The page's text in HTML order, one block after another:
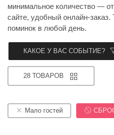
минимальное количество —
сайте, удобный
поминок в любой день.
КАКОЕ У ВАС СОБЫТИЕ?
28 ТОВАРОВ
Мало гостей